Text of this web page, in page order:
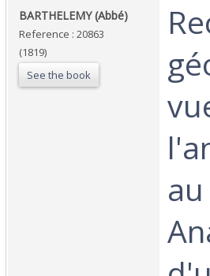
‎BARTHELEMY (Abbé)‎
Reference : 20863
(1819)
See the book